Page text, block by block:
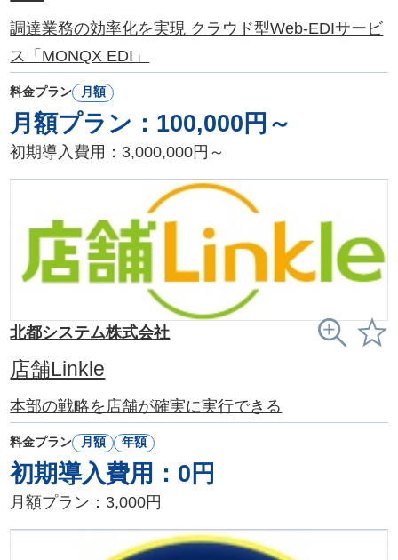
調達業務の効率化を実現 クラウド型Web-EDIサービ
ス「MONQX EDI」
料金プラン 月額
月額プラン：100,000円～
初期導入費用：3,000,000円～
北都システム株式会社
店舗Linkle
本部の戦略を店舗が確実に実行できる
料金プラン 月額 年額
初期導入費用：0円
月額プラン：3,000円